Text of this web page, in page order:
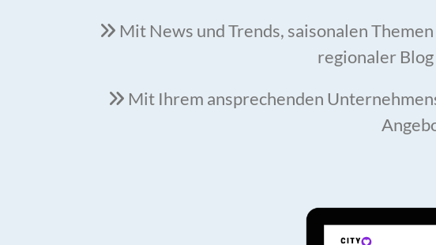
 Mit News und Trends, saisonalen
regionaler
 Mit Ihrem ansprechenden